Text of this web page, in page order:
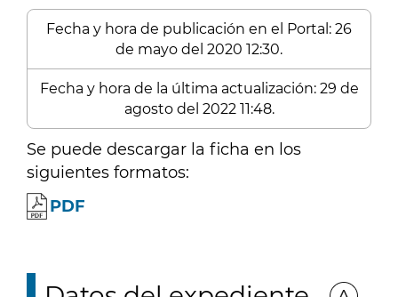
Fecha y hora de publicación en el Portal: 26
de mayo del 2020 12:30.
Fecha y hora de la última actualización: 29 de
agosto del 2022 11:48.
Se puede descargar la ficha en los
siguientes formatos:
PDF